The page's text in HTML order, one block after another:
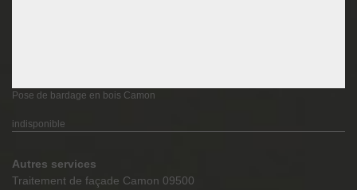
Pose de bardage en bois Camon
indisponible
Autres services
Traitement de façade Camon 09500